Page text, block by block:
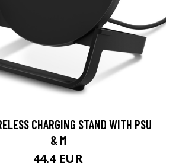
CHARGING STAND WITH PSU
& M
44.4 EUR